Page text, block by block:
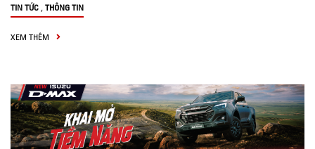
TIN TỨC , THÔNG TIN
XEM THÊM